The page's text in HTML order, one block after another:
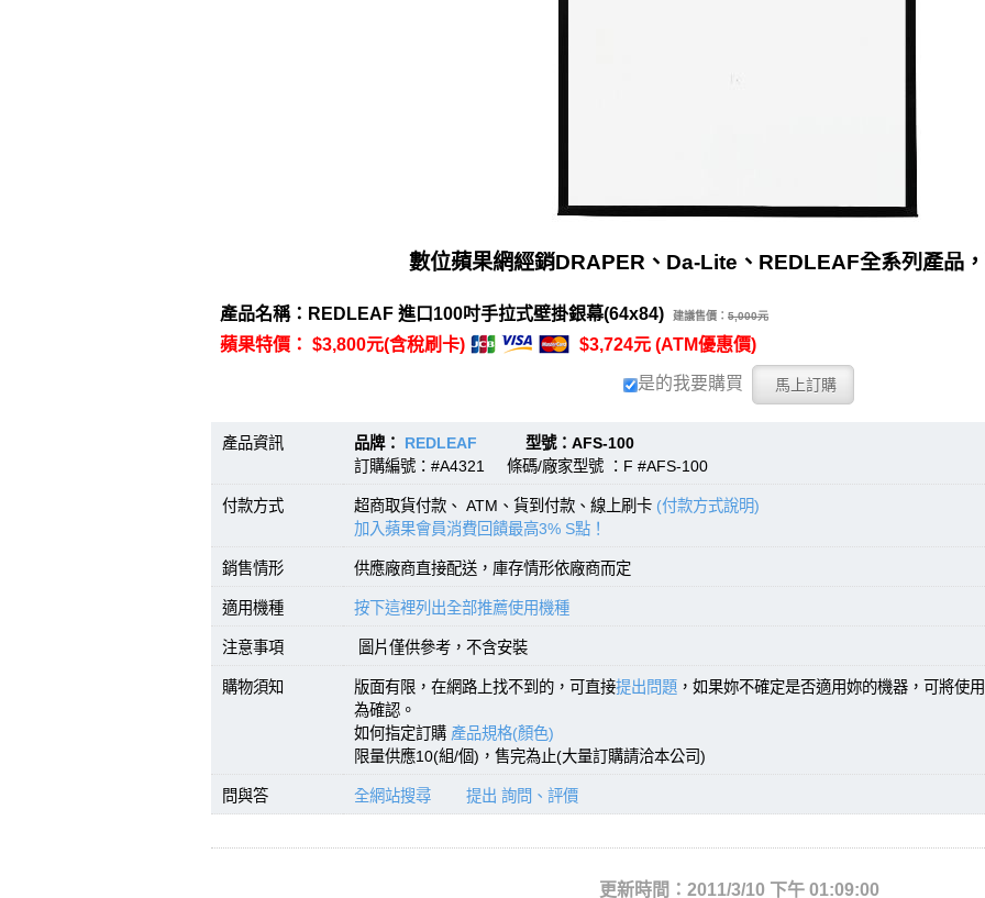
數位蘋果網經銷DRAPER、Da-Lite、REDLEAF全系列產品
產品名稱：REDLEAF 進口100吋手拉式壁掛銀幕(64x84) 建議售價： 5,000元
蘋果特價： $3,800元(含稅刷卡) $3,724元 (ATM優惠價)
是的我要購買
產品資訊 品牌： REDLEAF 型號：AFS-100
訂購編號：#A4321 條碼/廠家型號 ：F #AFS-100
付款方式 超商取貨付款、 ATM、貨到付款、線上刷卡 (付款方式說明)
加入蘋果會員消費回饋最高3% S點！
銷售情形 供應廠商直接配送，庫存情形依廠商而定
適用機種 按下這裡列出全部推薦使用機種
注意事項 圖片僅供參考，不含安裝
購物須知 版面有限，在網路上找不到的，可直接提出問題 ，如果妳不確定是否適用妳的機器，可將使
為確認。
如何指定訂購 產品規格(顏色)
限量供應10(組/個)，售完為止(大量訂購請洽本公司)
問與答 全網站搜尋 提出 詢問、評價
更新時間：2011/3/10 下午 01:09:00